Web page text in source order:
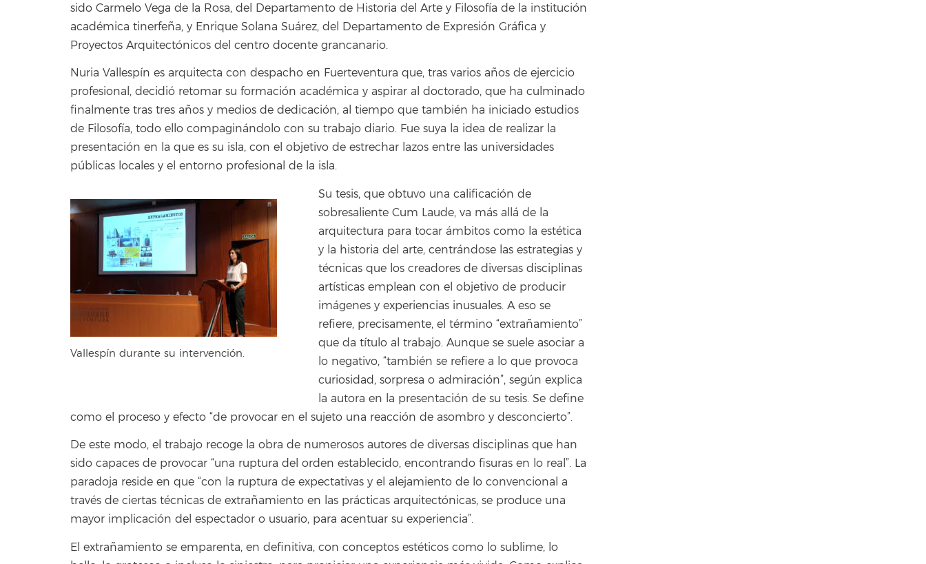
sido Carmelo Vega de la Rosa, del Departamento de Historia del Arte y Filosofía de la institución
académica tinerfeña, y Enrique Solana Suárez, del Departamento de Expresión Gráfica y
Proyectos Arquitectónicos del centro docente grancanario.
Nuria Vallespín es arquitecta con despacho en Fuerteventura que, tras varios años de ejercicio
profesional, decidió retomar su formación académica y aspirar al doctorado, que ha culminado
finalmente tras tres años y medios de dedicación, al tiempo que también ha iniciado estudios
de Filosofía, todo ello compaginándolo con su trabajo diario. Fue suya la idea de realizar la
presentación en la que es su isla, con el objetivo de estrechar lazos entre las universidades
públicas locales y el entorno profesional de la isla.
Vallespín durante su intervención.
Su tesis, que obtuvo una calificación de
sobresaliente Cum Laude, va más allá de la
arquitectura para tocar ámbitos como la estética
y la historia del arte, centrándose las estrategias y
técnicas que los creadores de diversas disciplinas
artísticas emplean con el objetivo de producir
imágenes y experiencias inusuales. A eso se
refiere, precisamente, el término “extrañamiento”
que da título al trabajo. Aunque se suele asociar a
lo negativo, “también se refiere a lo que provoca
curiosidad, sorpresa o admiración”, según explica
la autora en la presentación de su tesis. Se define
como el proceso y efecto “de provocar en el sujeto una reacción de asombro y desconcierto”.
De este modo, el trabajo recoge la obra de numerosos autores de diversas disciplinas que han
sido capaces de provocar “una ruptura del orden establecido, encontrando fisuras en lo real”. La
paradoja reside en que “con la ruptura de expectativas y el alejamiento de lo convencional a
través de ciertas técnicas de extrañamiento en las prácticas arquitectónicas, se produce una
mayor implicación del espectador o usuario, para acentuar su experiencia”.
El extrañamiento se emparenta, en definitiva, con conceptos estéticos como lo sublime, lo